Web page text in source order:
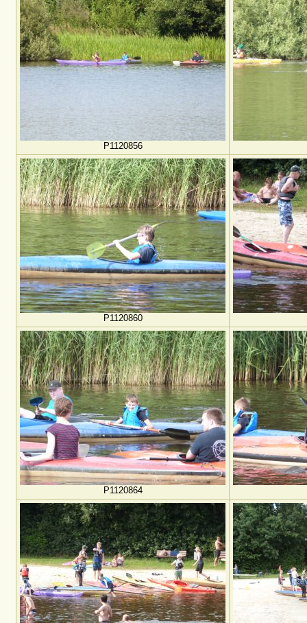
P1120856
P1120860
P1120864